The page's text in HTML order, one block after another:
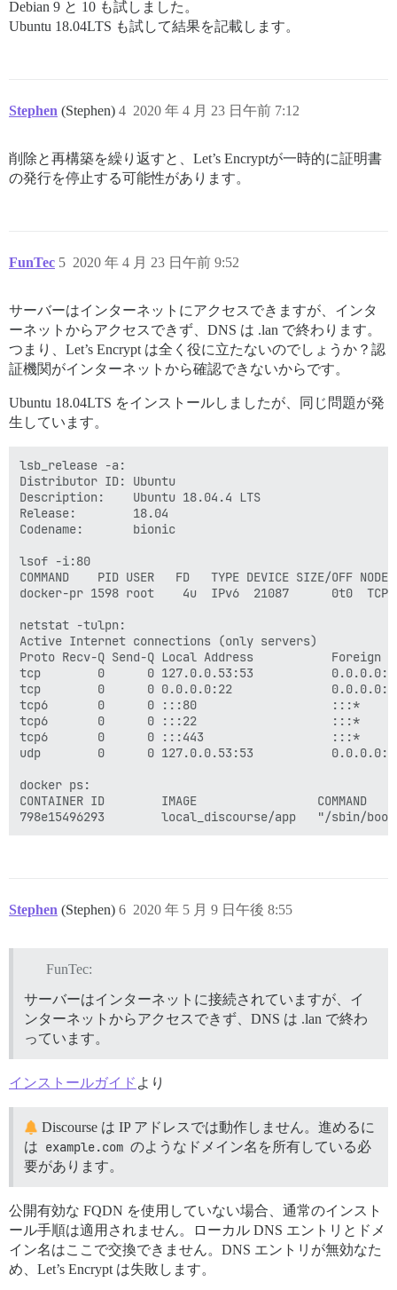
Debian 9 と 10 も試しました。
Ubuntu 18.04LTS も試して結果を記載します。
Stephen (Stephen) 2020 年 4 月 23 日午前 7:12
4
削除と再構築を繰り返すと、Let’s Encryptが一時的に証明書
の発行を停止する可能性があります。
FunTec 2020 年 4 月 23 日午前 9:52
5
サーバーはインターネットにアクセスできますが、インタ
ーネットからアクセスできず、DNS は .lan で終わります。
つまり、Let’s Encrypt は全く役に立たないのでしょうか？認
証機関がインターネットから確認できないからです。
Ubuntu 18.04LTS をインストールしましたが、同じ問題が発
生しています。
lsb_release -a:
Distributor ID: Ubuntu
Description:    Ubuntu 18.04.4 LTS
Release:        18.04
Codename:       bionic
lsof -i:80
COMMAND    PID USER   FD   TYPE DEVICE SIZE/OFF NODE
docker-pr 1598 root    4u  IPv6  21087      0t0  TCP
netstat -tulpn:
Active Internet connections (only servers)
Proto Recv-Q Send-Q Local Address
tcp        0      0 127.0.0.53:53           0.0.0.0:*
tcp        0      0 0.0.0.0:22              0.0.0.0:*
tcp6       0      0 :::80                   :::*
tcp6       0      0 :::22                   :::*
tcp6       0      0 :::443                  :::*
udp        0      0 127.0.0.53:53
docker ps:
CONTAINER ID        IMAGE
Stephen (Stephen) 2020 年 5 月 9 日午後 8:55
6
FunTec:
サーバーはインターネットに接続されていますが、イ
ンターネットからアクセスできず、DNS は .lan で終わ
っています。
インストールガイド より
Discourse は IP アドレスでは動作しません。進めるに
は example.com のようなドメイン名を所有している必
要があります。
公開有効な FQDN を使用していない場合、通常のインスト
ール手順は適用されません。ローカル DNS エントリとドメ
イン名はここで交換できません。DNS エントリが無効なた
め、Let’s Encrypt は失敗します。